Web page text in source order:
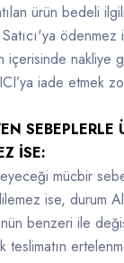
ürün bedeli
ödenmez
içerisinde nakliye
iade etmek
SEBEPLERLE
İSE:
mücbir
ise, durum
benzeri ile
teslimatın